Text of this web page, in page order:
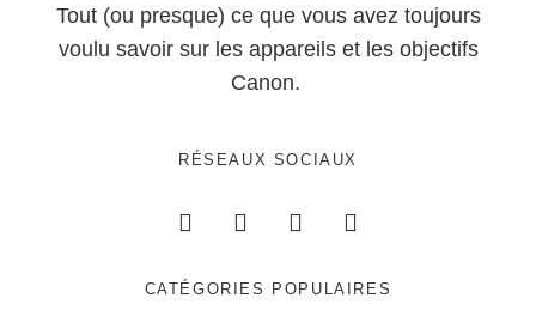
Tout (ou presque) ce que vous avez toujours
voulu savoir sur les appareils et les objectifs
Canon.
RÉSEAUX SOCIAUX
CATÉGORIES POPULAIRES